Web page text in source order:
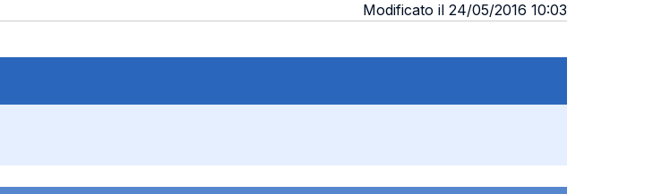
Modificato il 24/05/2016 10:03